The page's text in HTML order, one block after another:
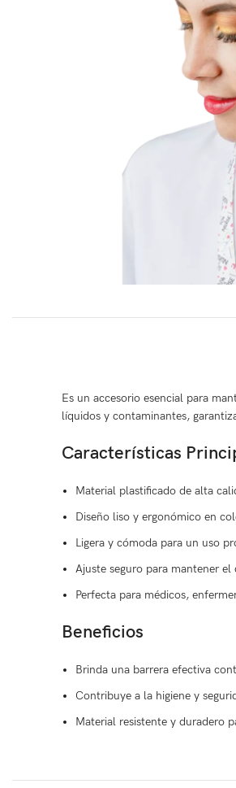
Es un accesorio esencial para
líquidos y contaminantes,
Características
Material plastificado de alta
Diseño liso y ergonómico en
Ligera y cómoda para un uso
Ajuste seguro para mantener el
Perfecta para médicos,
Beneficios
Brinda una barrera efectiva
Contribuye a la higiene y
Material resistente y duradero